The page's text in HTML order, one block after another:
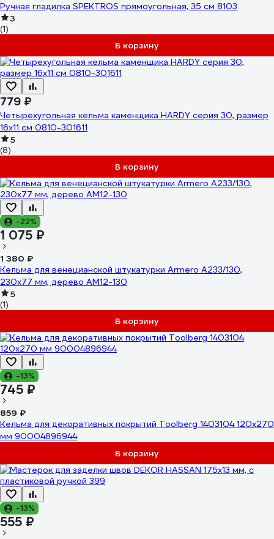
Ручная гладилка SPEKTROS прямоугольная, 35 см 8103
3
(1)
В корзину
779 ₽
Четырехугольная кельма каменщика HARDY серия 30, размер
16х11 см 0810-301611
5
(8)
В корзину
-22%
1 075 ₽
1 380 ₽
Кельма для венецианской штукатурки Armero А233/130,
230x77 мм, дерево AM12-130
5
(1)
В корзину
-13%
745 ₽
859 ₽
Кельма для декоративных покрытий Toolberg 1403104 120x270
мм 90004896944
В корзину
-13%
555 ₽